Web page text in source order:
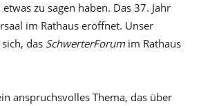
zu sagen haben. Das 37. Jahr
im Rathaus eröffnet. Unser
das SchwerterForumim Rathaus
anspruchsvolles Thema, das über